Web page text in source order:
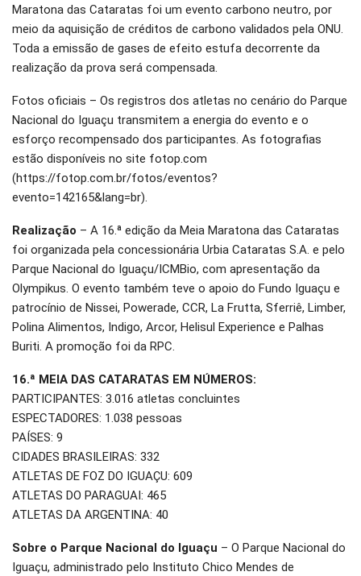
Maratona das Cataratas foi um evento carbono neutro, por
meio da aquisição de créditos de carbono validados pela ONU.
Toda a emissão de gases de efeito estufa decorrente da
realização da prova será compensada.
Fotos oficiais – Os registros dos atletas no cenário do Parque
Nacional do Iguaçu transmitem a energia do evento e o
esforço recompensado dos participantes. As fotografias
estão disponíveis no site fotop.com
(https://fotop.com.br/fotos/eventos?
evento=142165&lang=br).
Realização – A 16.ª edição da Meia Maratona das Cataratas
foi organizada pela concessionária Urbia Cataratas S.A. e pelo
Parque Nacional do Iguaçu/ICMBio, com apresentação da
Olympikus. O evento também teve o apoio do Fundo Iguaçu e
patrocínio de Nissei, Powerade, CCR, La Frutta, Sferriê, Limber,
Polina Alimentos, Indigo, Arcor, Helisul Experience e Palhas
Buriti. A promoção foi da RPC.
16.ª MEIA DAS CATARATAS EM NÚMEROS:
PARTICIPANTES: 3.016 atletas concluintes
ESPECTADORES: 1.038 pessoas
PAÍSES: 9
CIDADES BRASILEIRAS: 332
ATLETAS DE FOZ DO IGUAÇU: 609
ATLETAS DO PARAGUAI: 465
ATLETAS DA ARGENTINA: 40
Sobre o Parque Nacional do Iguaçu – O Parque Nacional do
Iguaçu, administrado pelo Instituto Chico Mendes de